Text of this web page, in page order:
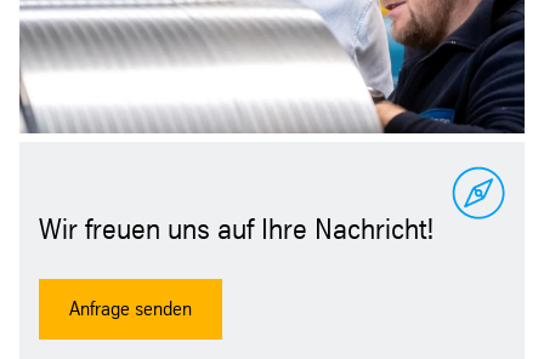
Wir freuen uns auf Ihre Nachricht!
Anfrage senden